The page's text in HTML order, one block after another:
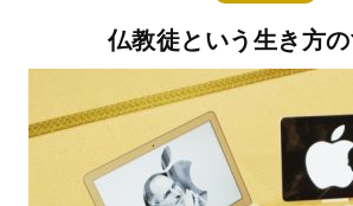
仏教徒という生き方